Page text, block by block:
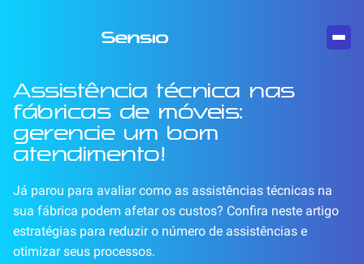
Assistência técnica nas
fábricas de móveis:
gerencie um bom
atendimento!
Já parou para avaliar como as assistências técnicas na
sua fábrica podem afetar os custos? Confira neste artigo
estratégias para reduzir o número de assistências e
otimizar seus processos.